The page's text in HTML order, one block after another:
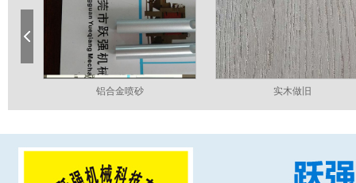
轮胎模具喷砂 自行车轮毂喷砂